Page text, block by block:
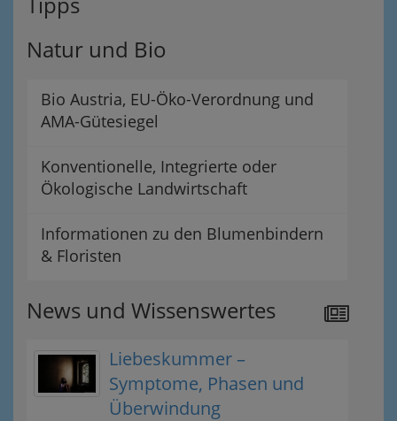
Natur und Bio
Bio Austria, EU-Öko-Verordnung und
AMA-Gütesiegel
Konventionelle, Integrierte oder
Ökologische Landwirtschaft
Informationen zu den Blumenbindern
& Floristen
News und Wissenswertes
Liebeskummer –
Symptome, Phasen und
Überwindung